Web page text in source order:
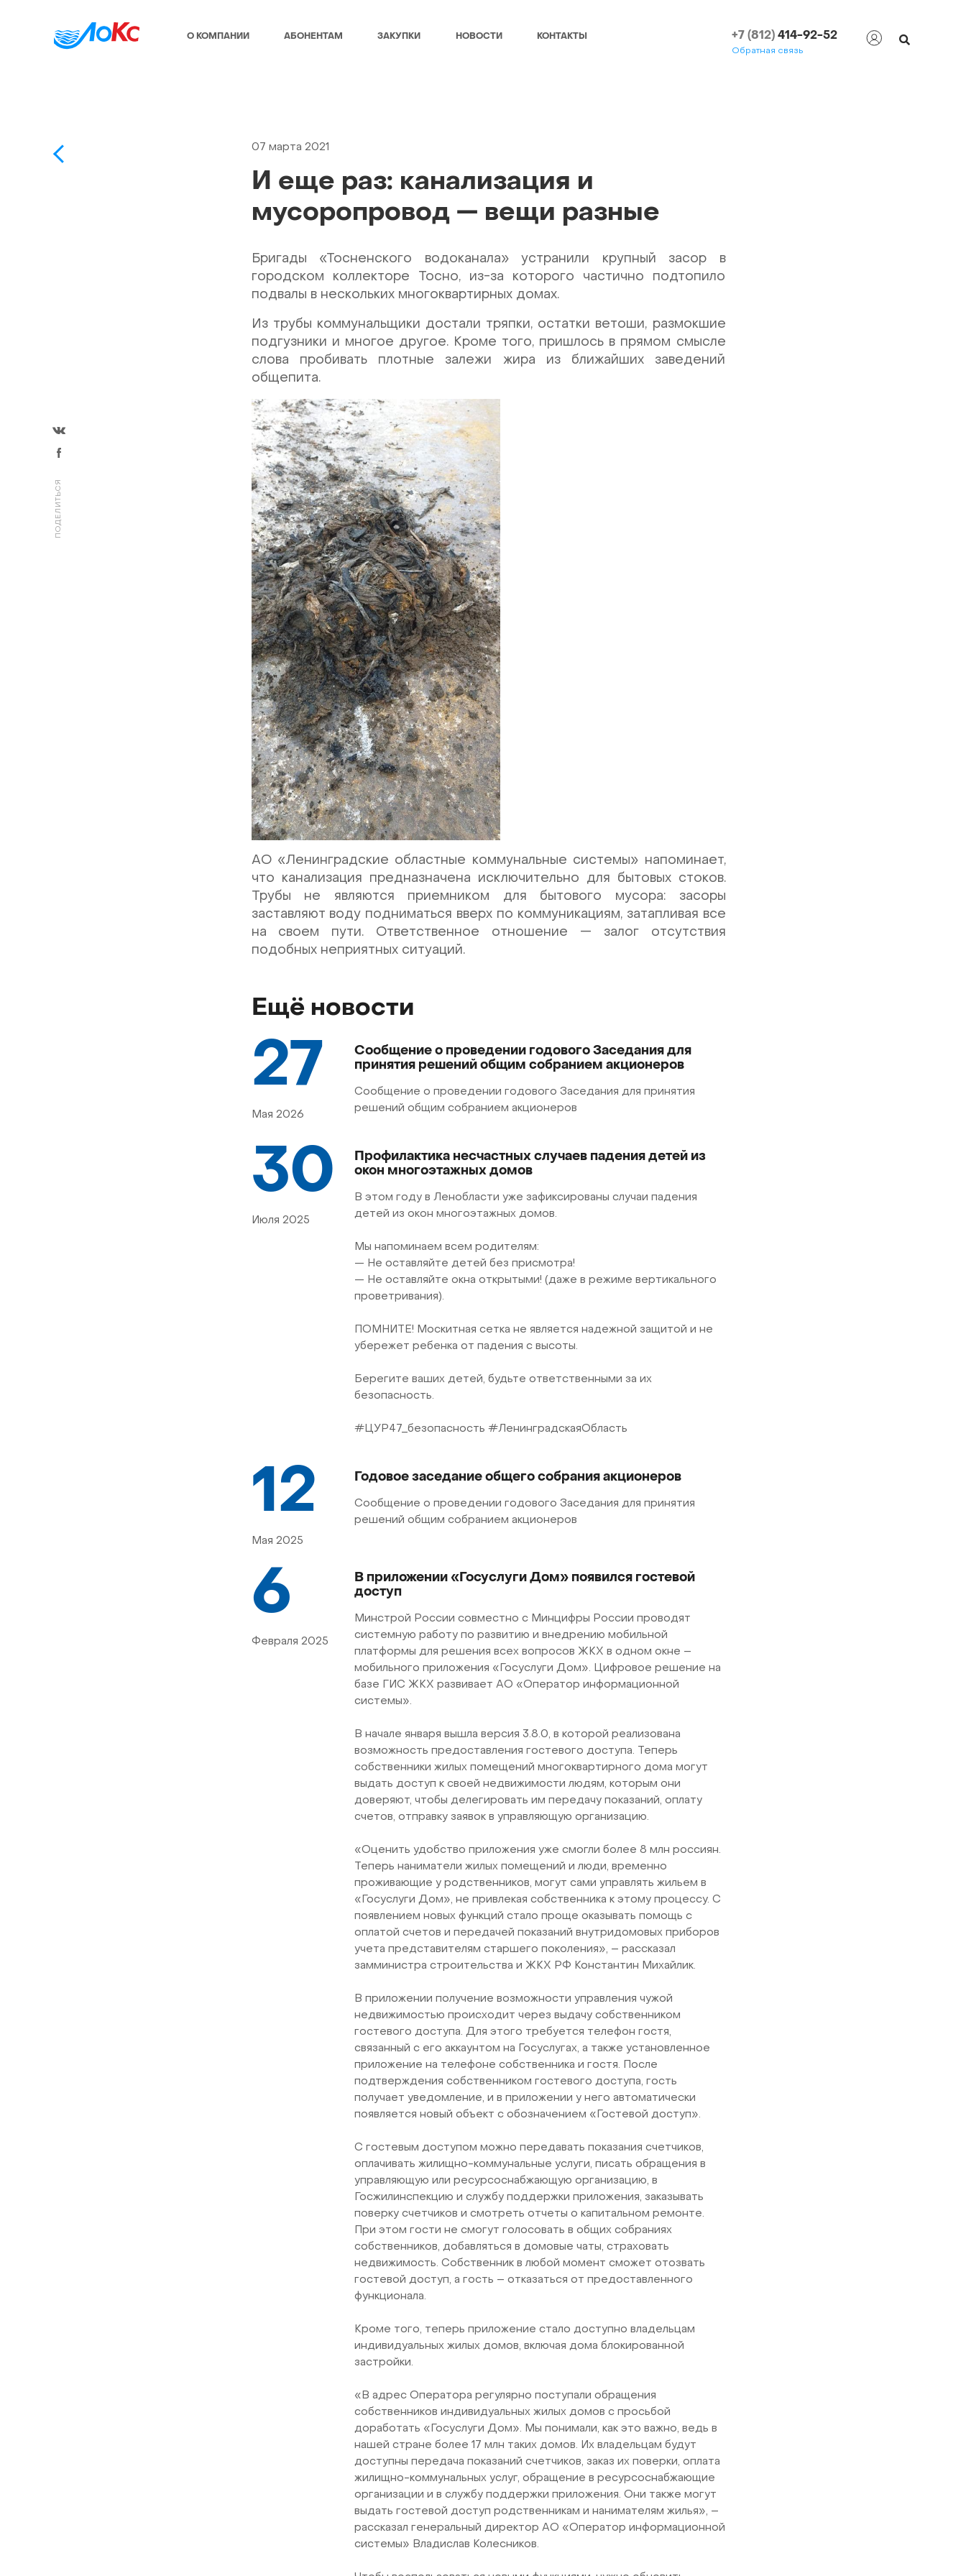
О КОМПАНИИ АБОНЕНТАМ ЗАКУПКИ НОВОСТИ КОНТАКТЫ +7 (812)414-92-52
Обратная связь
ПОДЕЛИТЬСЯ
07 марта 2021
И еще раз: канализация и
мусоропровод — вещи разные
Бригады «Тосненского водоканала» устранили крупный засор в
городском коллекторе Тосно, из-за которого частично подтопило
подвалы в нескольких многоквартирных домах.
Из трубы коммунальщики достали тряпки, остатки ветоши, размокшие
подгузники и многое другое. Кроме того, пришлось в прямом смысле
слова пробивать плотные залежи жира из ближайших заведений
общепита.
АО «Ленинградские областные коммунальные системы» напоминает,
что канализация предназначена исключительно для бытовых стоков.
Трубы не являются приемником для бытового мусора: засоры
заставляют воду подниматься вверх по коммуникациям, затапливая все
на своем пути. Ответственное отношение — залог отсутствия
подобных неприятных ситуаций.
Ещё новости
27
Мая 2026
Cообщение о проведении годового Заседания для
принятия решений общим собранием акционеров
Сообщение о проведении годового Заседания для принятия
решений общим собранием акционеров
30
Июля 2025
Профилактика несчастных случаев падения детей из
окон многоэтажных домов
В этом году в Ленобласти уже зафиксированы случаи падения
детей из окон многоэтажных домов.
Мы напоминаем всем родителям:
— Не оставляйте детей без присмотра!
— Не оставляйте окна открытыми! (даже в режиме вертикального
проветривания).
ПОМНИТЕ! Москитная сетка не является надежной защитой и не
убережет ребенка от падения с высоты.
Берегите ваших детей, будьте ответственными за их
безопасность.
#ЦУР47_безопасность #ЛенинградскаяОбласть
12
Мая 2025
Годовое заседание общего собрания акционеров
Сообщение о проведении годового Заседания для принятия
решений общим собранием акционеров
6
Февраля 2025
В приложении «Госуслуги Дом» появился гостевой
доступ
Минстрой России совместно с Минцифры России проводят
системную работу по развитию и внедрению мобильной
платформы для решения всех вопросов ЖКХ в одном окне –
мобильного приложения «Госуслуги Дом». Цифровое решение на
базе ГИС ЖКХ развивает АО «Оператор информационной
системы».
В начале января вышла версия 3.8.0, в которой реализована
возможность предоставления гостевого доступа. Теперь
собственники жилых помещений многоквартирного дома могут
выдать доступ к своей недвижимости людям, которым они
доверяют, чтобы делегировать им передачу показаний, оплату
счетов, отправку заявок в управляющую организацию.
«Оценить удобство приложения уже смогли более 8 млн россиян.
Теперь наниматели жилых помещений и люди, временно
проживающие у родственников, могут сами управлять жильем в
«Госуслуги Дом», не привлекая собственника к этому процессу. С
появлением новых функций стало проще оказывать помощь с
оплатой счетов и передачей показаний внутридомовых приборов
учета представителям старшего поколения», – рассказал
замминистра строительства и ЖКХ РФ Константин Михайлик.
В приложении получение возможности управления чужой
недвижимостью происходит через выдачу собственником
гостевого доступа. Для этого требуется телефон гостя,
связанный с его аккаунтом на Госуслугах, а также установленное
приложение на телефоне собственника и гостя. После
подтверждения собственником гостевого доступа, гость
получает уведомление, и в приложении у него автоматически
появляется новый объект с обозначением «Гостевой доступ».
С гостевым доступом можно передавать показания счетчиков,
оплачивать жилищно-коммунальные услуги, писать обращения в
управляющую или ресурсоснабжающую организацию, в
Госжилинспекцию и службу поддержки приложения, заказывать
поверку счетчиков и смотреть отчеты о капитальном ремонте.
При этом гости не смогут голосовать в общих собраниях
собственников, добавляться в домовые чаты, страховать
недвижимость. Собственник в любой момент сможет отозвать
гостевой доступ, а гость – отказаться от предоставленного
функционала.
Кроме того, теперь приложение стало доступно владельцам
индивидуальных жилых домов, включая дома блокированной
застройки.
«В адрес Оператора регулярно поступали обращения
собственников индивидуальных жилых домов с просьбой
доработать «Госуслуги Дом». Мы понимали, как это важно, ведь в
нашей стране более 17 млн таких домов. Их владельцам будут
доступны передача показаний счетчиков, заказ их поверки, оплата
жилищно-коммунальных услуг, обращение в ресурсоснабжающие
организации и в службу поддержки приложения. Они также могут
выдать гостевой доступ родственникам и нанимателям жилья», –
рассказал генеральный директор АО «Оператор информационной
системы» Владислав Колесников.